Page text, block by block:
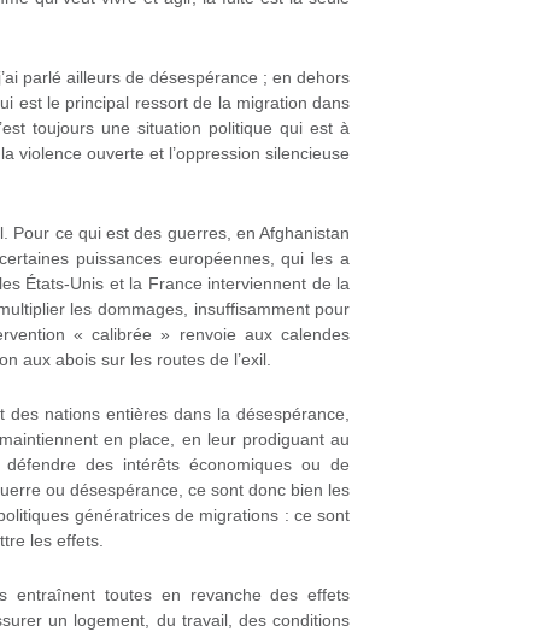
parlé ailleurs de désespérance ; en dehors
est le principal ressort de la migration dans
toujours une situation politique qui est à
violence ouverte et l’oppression silencieuse
Pour ce qui est des guerres, en Afghanistan
puissances européennes, qui les a
États-Unis et la France interviennent de la
les dommages, insuffisamment pour
« calibrée » renvoie aux calendes
aux abois sur les routes de l’exil.
nations entières dans la désespérance,
en place, en leur prodiguant au
des intérêts économiques ou de
ou désespérance, ce sont donc bien les
génératrices de migrations : ce sont
les effets.
entraînent toutes en revanche des effets
un logement, du travail, des conditions